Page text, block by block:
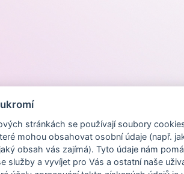
stránkách se používají soubory
mohou obsahovat osobní údaje (např.
obsah vás zajímá). Tyto údaje nám
služby a vyvíjet pro Vás a ostatní naše